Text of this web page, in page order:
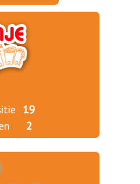
19
2